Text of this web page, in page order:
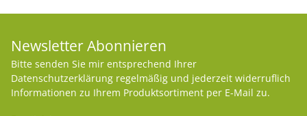
Newsletter Abonnieren
Bitte senden Sie mir entsprechend Ihrer
Datenschutzerklärung regelmäßig und jederzeit widerruflich
Informationen zu Ihrem Produktsortiment per E-Mail zu.